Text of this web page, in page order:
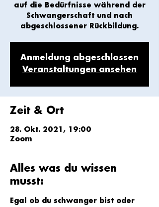
auf die Bedürfnisse während der
Schwangerschaft und nach
Anmeldung abgeschlossen
Veranstaltungen ansehen
Zeit & Ort
28. Okt. 2021, 19:00
Zoom
Alles was du wissen
musst:
Egal ob du schwanger bist oder